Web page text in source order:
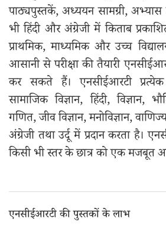
पाठ्यपुस्तकें, अध्ययन सामग्री, अभ्यास
भी हिंदी और अंग्रेजी में किताब
प्राथमिक, माध्यमिक और उच्च
आसानी से परीक्षा की तैयारी
कर सकते हैं। एनसीईआरटी
सामाजिक विज्ञान, हिंदी, विज्ञान,
गणित, जीव विज्ञान, मनोविज्ञान,
अंग्रेजी तथा उर्दू में प्रदान करता है।
किसी भी स्तर के छात्र को एक मजबूत
एनसीईआरटी की पुस्तकों के लाभ